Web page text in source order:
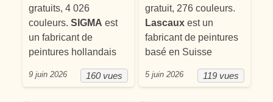
gratuits, 4 026
couleurs.SIGMA est
un fabricant de
peintures hollandais
160 vues
9 juin 2026
gratuit, 276 couleurs.
Lascauxest un
fabricant de peintures
basé en Suisse
119 vues
5 juin 2026